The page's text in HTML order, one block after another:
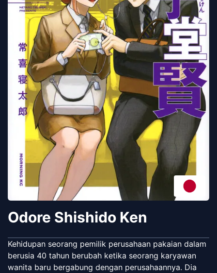
Odore Shishido Ken
Kehidupan seorang pemilik perusahaan pakaian dalam
berusia 40 tahun berubah ketika seorang karyawan
wanita baru bergabung dengan perusahaannya. Dia